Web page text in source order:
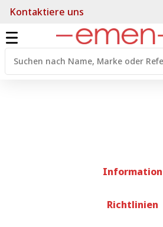
Kontaktiere uns
Information
Richtlinien